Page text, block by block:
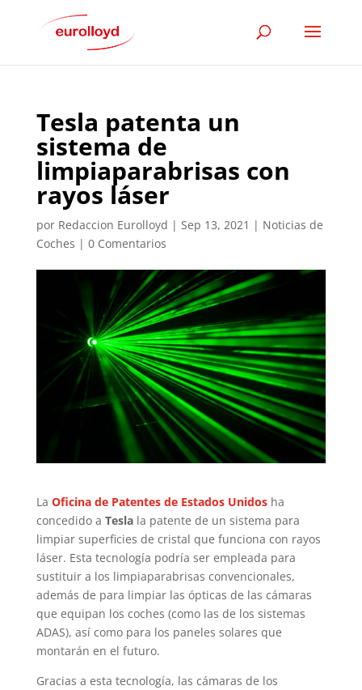
Tesla patenta un
sistema de
limpiaparabrisas con
rayos láser
por Redaccion Eurolloyd | Sep 13, 2021 | Noticias de
Coches | 0 Comentarios
La Oficina de Patentes de Estados Unidos ha
concedido a Teslala patente de un sistema para
limpiar superficies de cristal que funciona con rayos
láser. Esta tecnología podría ser empleada para
sustituir a los limpiaparabrisas convencionales,
además de para limpiar las ópticas de las cámaras
que equipan los coches (como las de los sistemas
ADAS), así como para los paneles solares que
montarán en el futuro.
Gracias a esta tecnología, las cámaras de los